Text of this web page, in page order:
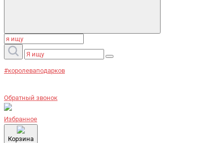
#королеваподарков
Обратный звонок
Избранное
Корзина